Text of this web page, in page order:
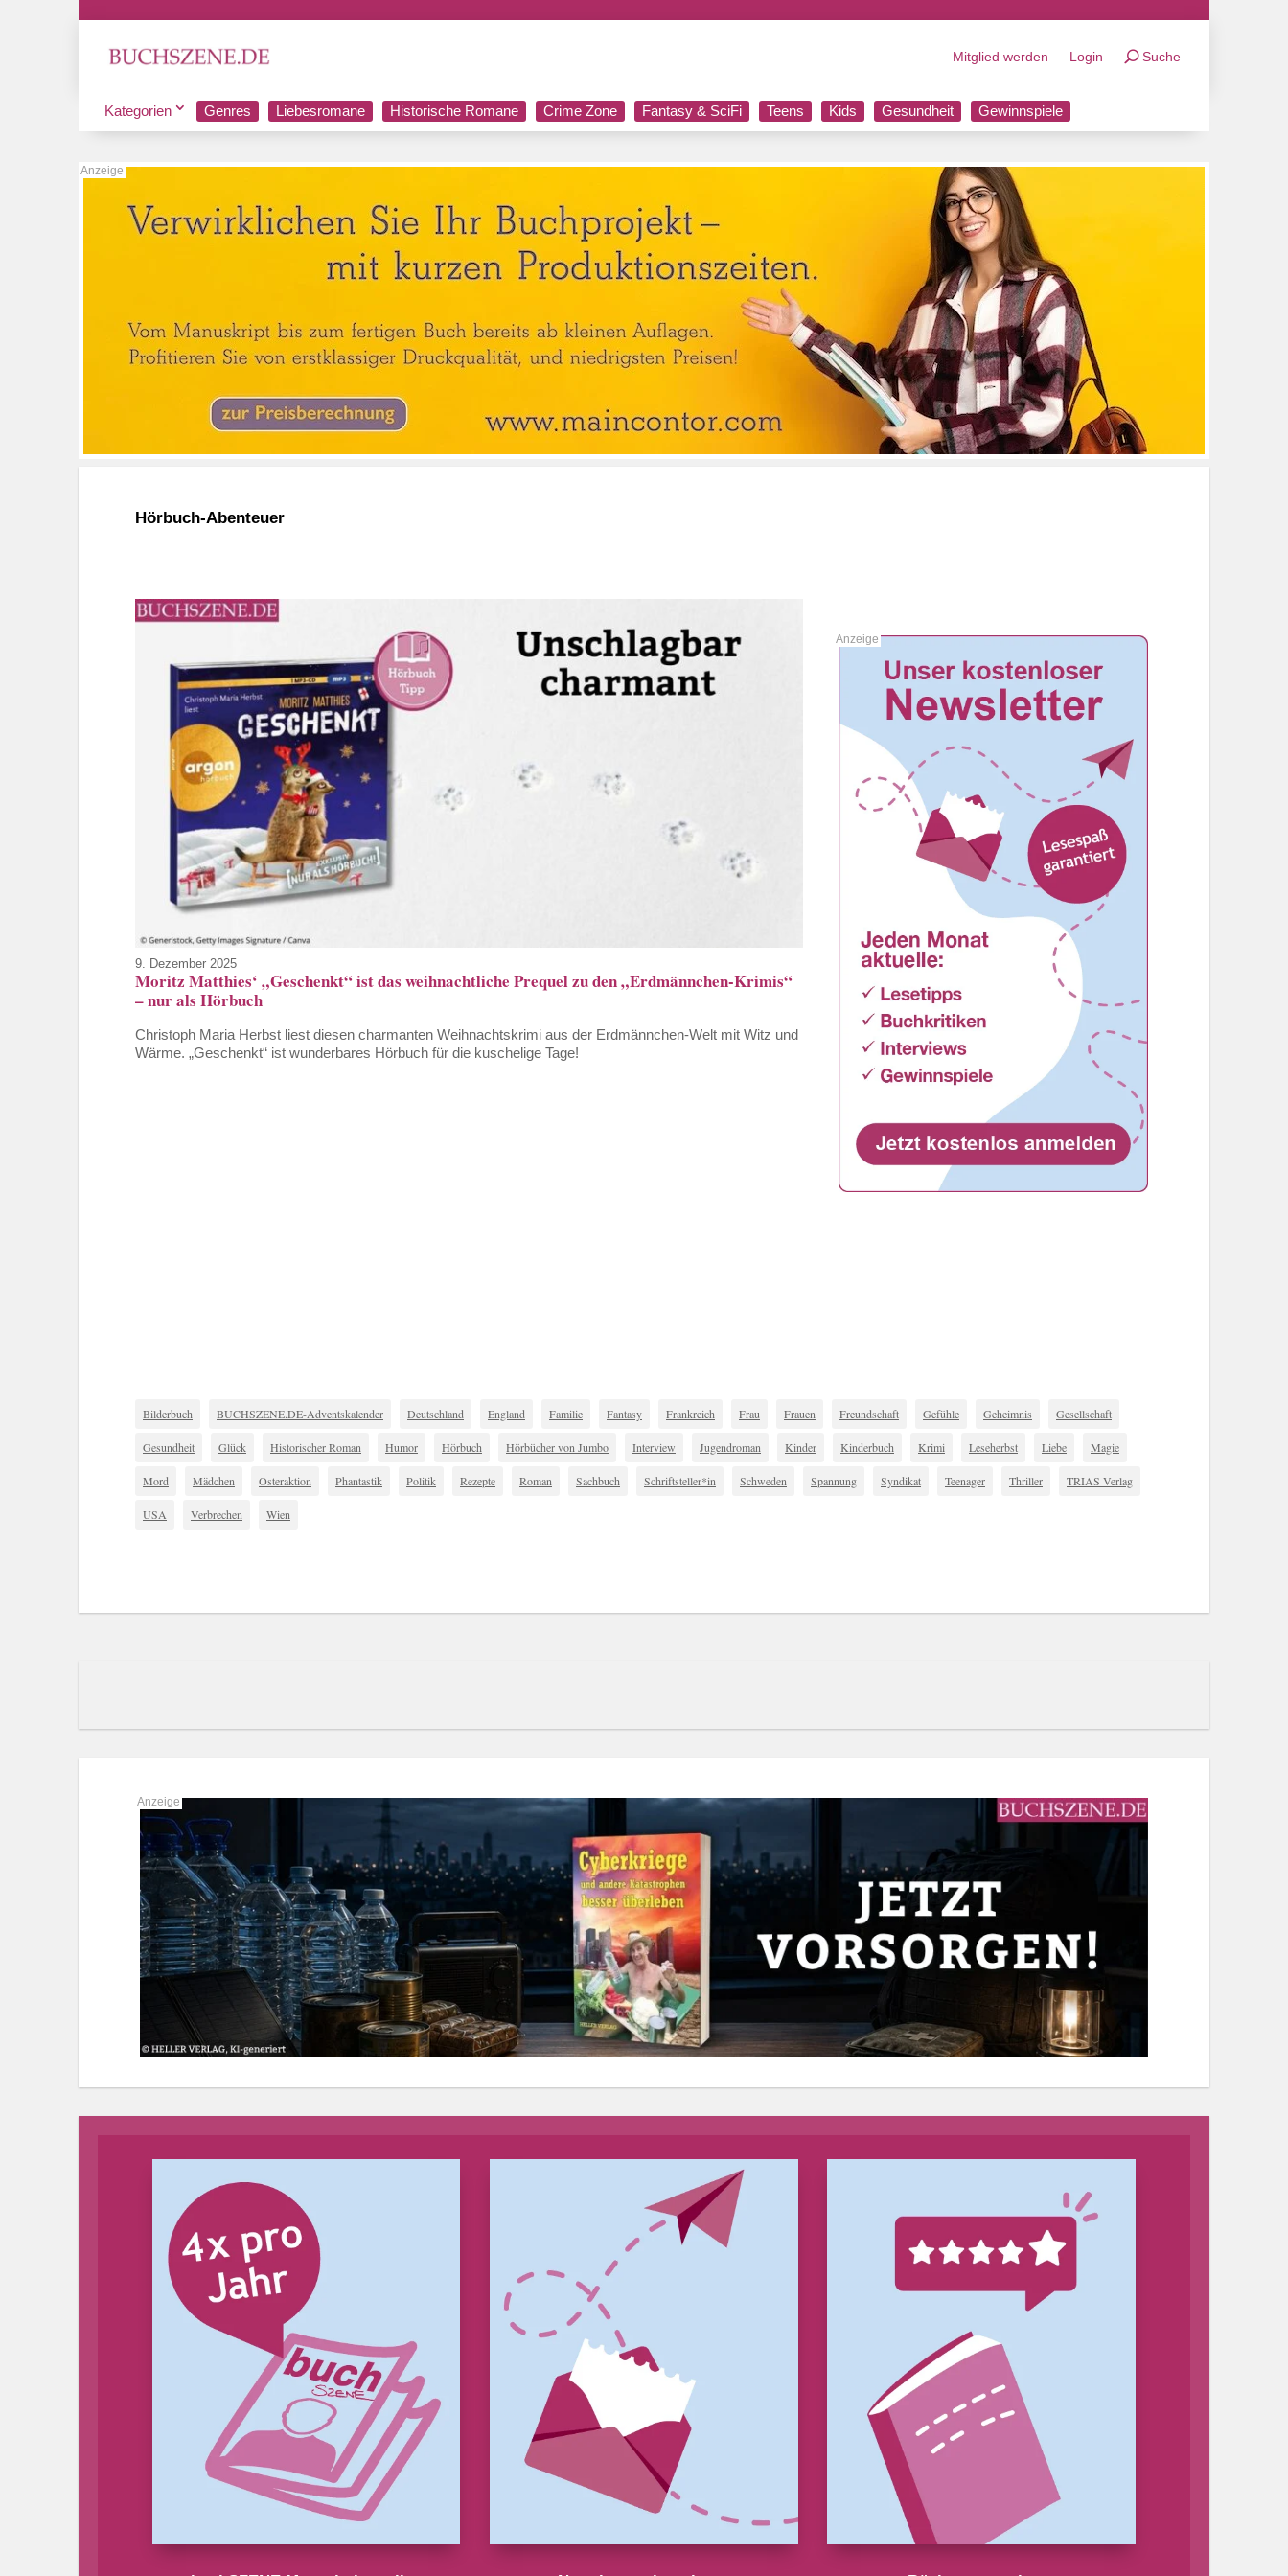
Mitglied werden Login Suche
Kategorien Genres Liebesromane Historische Romane Crime Zone Fantasy & SciFi Teens Kids Gesundheit Gewinnspiele
Hörbuch-Abenteuer
9. Dezember 2025
Moritz Matthies‘ „Geschenkt“ ist das weihnachtliche Prequel zu den „Erdmännchen-Krimis“
– nur als Hörbuch
Christoph Maria Herbst liest diesen charmanten Weihnachtskrimi aus der Erdmännchen-Welt mit Witz und
Wärme. „Geschenkt“ ist wunderbares Hörbuch für die kuschelige Tage!
Bilderbuch BUCHSZENE.DE-Adventskalender Deutschland England Familie Fantasy Frankreich Frau Frauen Freundschaft Gefühle Geheimnis Gesellschaft
Gesundheit Glück Historischer Roman Humor Hörbuch Hörbücher von Jumbo Interview Jugendroman Kinder Kinderbuch Krimi Leseherbst Liebe Magie
Mord Mädchen Osteraktion Phantastik Politik Rezepte Roman Sachbuch Schriftsteller*in Schweden Spannung Syndikat Teenager Thriller TRIAS Verlag
USA Verbrechen Wien